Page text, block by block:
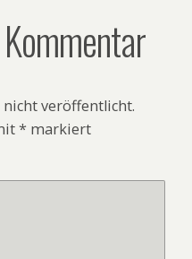
veröffentlicht.
* markiert